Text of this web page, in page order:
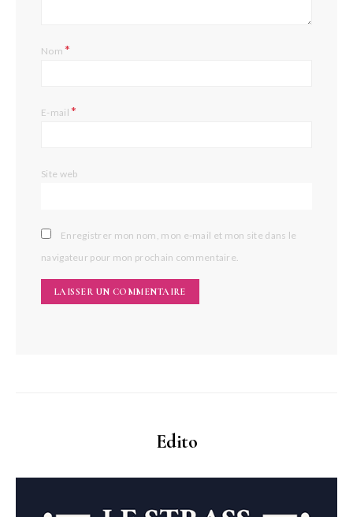
Nom*
E-mail*
Site web
Enregistrer mon nom, mon e-mail et mon site dans le
navigateur pour mon prochain commentaire.
Edito